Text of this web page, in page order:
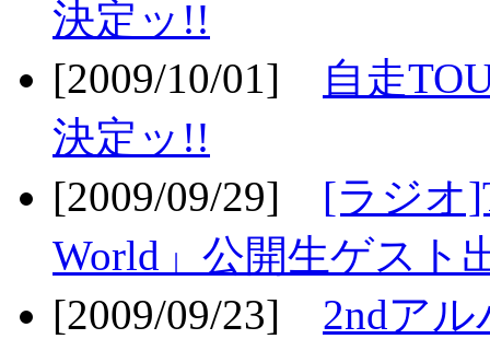
決定ッ!!
[2009/10/01]
自走
決定ッ!!
[2009/09/29] [ラジオ
World」公開生ゲスト
[2009/09/23] 2ndア